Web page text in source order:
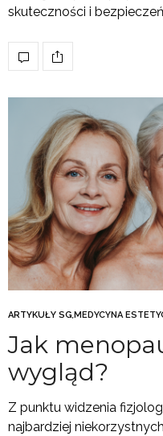
skuteczności i
ARTYKUŁY SG,MEDYCYNA
Jak
wygląd?
Z punktu widzenia
najbardziej